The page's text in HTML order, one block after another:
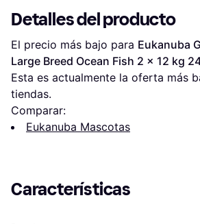
Detalles del producto
El precio más bajo para Eukanuba
Large Breed Ocean Fish 2 x 12 kg
Esta es actualmente la oferta más
tiendas.
Comparar:
Eukanuba Mascotas
Características